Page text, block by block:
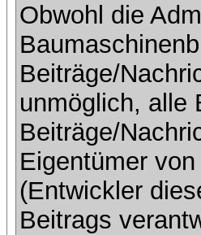
Obwohl die
Beiträge/
unmöglich, alle
Beiträge/
Eigentümer
(Entwickler
Beitrags